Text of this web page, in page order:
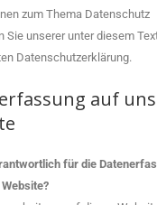
zum Thema Datenschutz
Sie unserer unter diesem
Datenschutzerklärung.
auf
für die